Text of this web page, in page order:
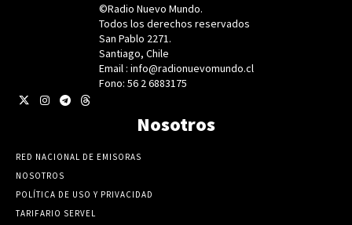
©Radio Nuevo Mundo.
Todos los derechos reservados
San Pablo 2271.
Santiago, Chile
Email : info@radionuevomundo.cl
Fono: 56 2 6883175
Nosotros
RED NACIONAL DE EMISORAS
NOSOTROS
POLÍTICA DE USO Y PRIVACIDAD
TARIFARIO SERVEL